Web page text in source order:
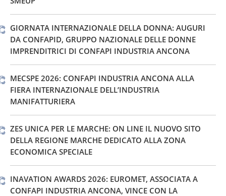
GIORNATA INTERNAZIONALE DELLA DONNA: AUGURI
DA CONFAPID, GRUPPO NAZIONALE DELLE DONNE
IMPRENDITRICI DI CONFAPI INDUSTRIA ANCONA
MECSPE 2026: CONFAPI INDUSTRIA ANCONA ALLA
FIERA INTERNAZIONALE DELL’INDUSTRIA
MANIFATTURIERA
ZES UNICA PER LE MARCHE: ON LINE IL NUOVO SITO
DELLA REGIONE MARCHE DEDICATO ALLA ZONA
ECONOMICA SPECIALE
INAVATION AWARDS 2026: EUROMET, ASSOCIATA A
CONFAPI INDUSTRIA ANCONA, VINCE CON LA